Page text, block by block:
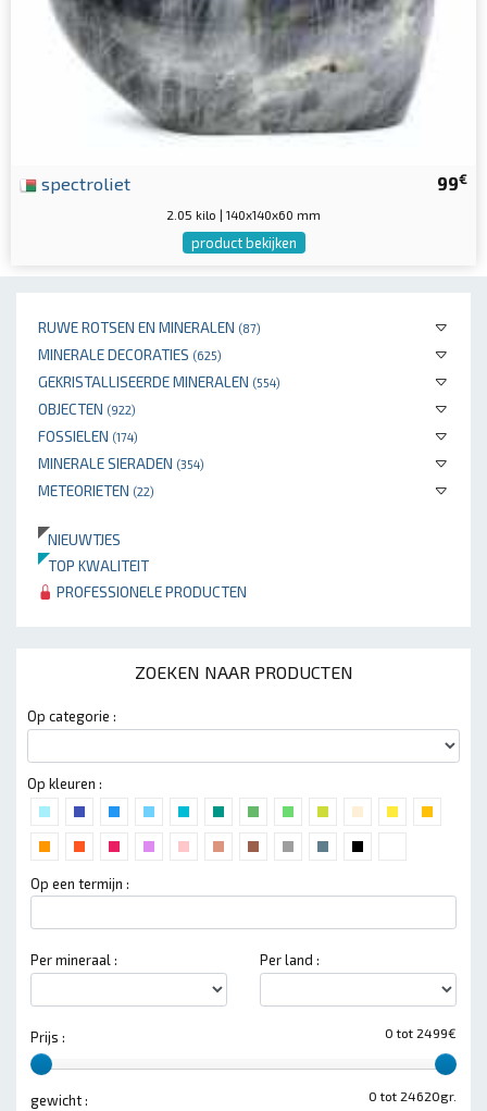
RUWE ROTSEN EN MINERALEN (87)
MINERALE DECORATIES (625)
GEKRISTALLISEERDE MINERALEN (554)
OBJECTEN (922)
FOSSIELEN (174)
MINERALE SIERADEN (354)
METEORIETEN (22)
NIEUWTJES
TOP KWALITEIT
PROFESSIONELE PRODUCTEN
ZOEKEN NAAR PRODUCTEN
Op categorie :
Op kleuren :
Op een termijn :
Per mineraal : Per land :
0 tot 2499€
Prijs :
0 tot 24620gr.
gewicht :
99€
spectroliet
2.05 kilo | 140x140x60 mm
product bekijken